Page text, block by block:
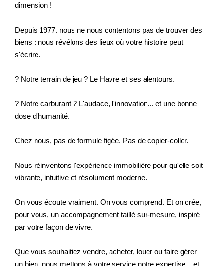
dimension !
Depuis 1977, nous ne nous contentons pas de trouver des
biens : nous révélons des lieux où votre histoire peut
s'écrire.
? Notre terrain de jeu ? Le Havre et ses alentours.
? Notre carburant ? L'audace, l'innovation... et une bonne
dose d'humanité.
Chez nous, pas de formule figée. Pas de copier-coller.
Nous réinventons l'expérience immobilière pour qu'elle soit
vibrante, intuitive et résolument moderne.
On vous écoute vraiment. On vous comprend. Et on crée,
pour vous, un accompagnement taillé sur-mesure, inspiré
par votre façon de vivre.
Que vous souhaitiez vendre, acheter, louer ou faire gérer
un bien, nous mettons à votre service notre expertise... et